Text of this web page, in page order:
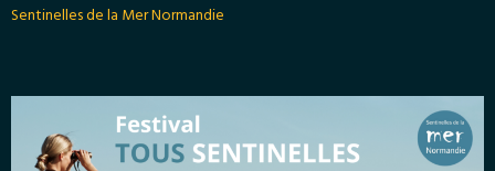
Sentinelles de la Mer Normandie